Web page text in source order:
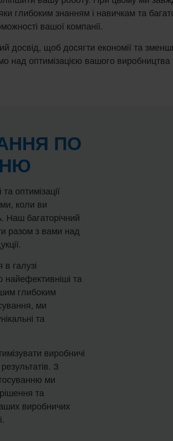
глибоким знанням і навичкам та
вашої компанії.
досвід, щоб досягти економії та
над оптимізацією вашого виробництва
ПО
оптимізації
коли ви
Наш багаторічний
разом з вами над
галузі
та
глибоким
ми
та
виробничі
З
ми
та
виробничих